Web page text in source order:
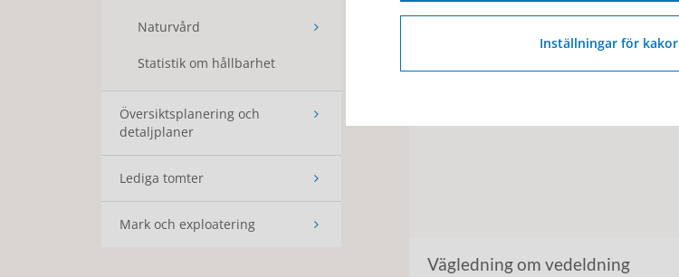
Naturvård
Statistik om hållbarhet
Översiktsplanering och
detaljplaner
Lediga tomter
Mark och exploatering
Vägledning om vedeldning
Inställningar för kakor